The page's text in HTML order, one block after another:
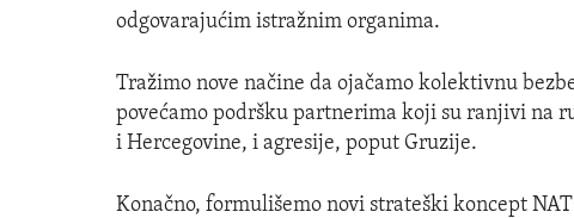
odgovarajućim istražnim organima.
Tražimo nove načine da ojačamo kolektivnu
povećamo podršku partnerima koji su ranjivi na
i Hercegovine, i agresije, poput Gruzije.
Konačno, formulišemo novi strateški koncept